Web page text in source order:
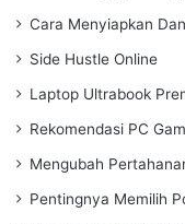
Cara Menyiapkan
Side Hustle Online
Laptop Ultrabook
Rekomendasi PC
Mengubah
Pentingnya Memilih